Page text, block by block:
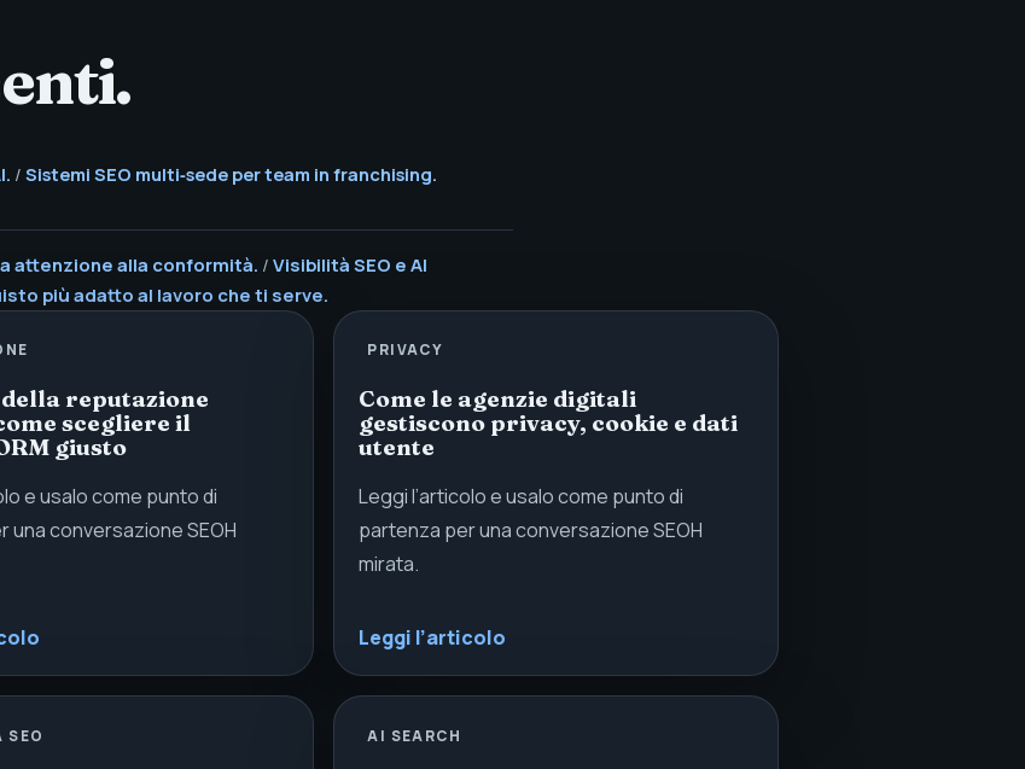
/ Sistemi SEO multi‑sede per team in franchising.
attenzione alla conformità. / Visibilità SEO e AI
più adatto al lavoro che ti serve.
reputazione
scegliere il
giusto
e usalo come punto di
una conversazione SEOH
PRIVACY
Come le agenzie digitali
gestiscono privacy, cookie e dati
utente
Leggi l’articolo e usalo come punto di
partenza per una conversazione SEOH
mirata.
Leggi l’articolo
SEO AI SEARCH